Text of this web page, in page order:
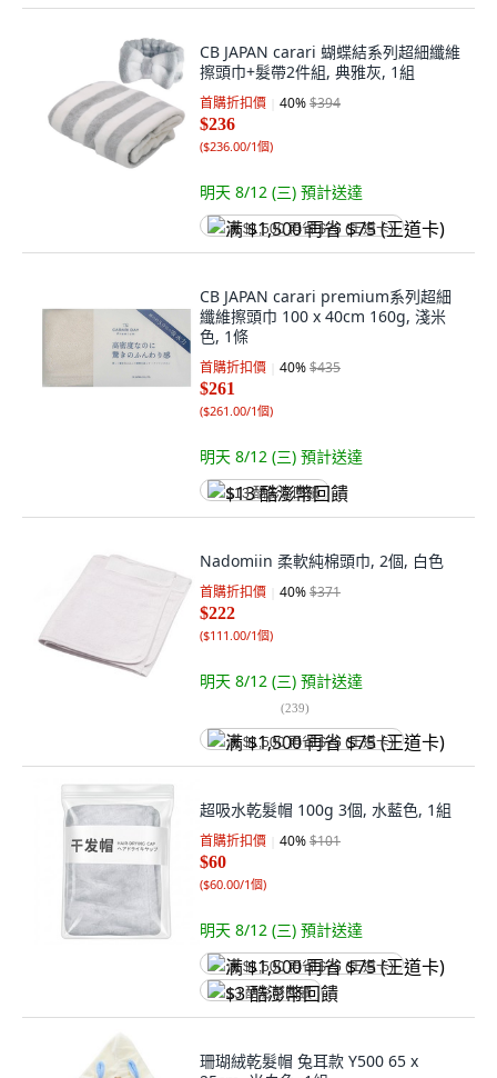
CB JAPAN carari 蝴蝶結系列超細纖維
擦頭巾+髮帶2件組, 典雅灰, 1組
首購折扣價 40%$394
$236
($236.00/1個)
明天 8/12 (三) 預計送達
满 $1,500 再省 $75 (王道卡)
CB JAPAN carari premium系列超細
纖維擦頭巾 100 x 40cm 160g, 淺米
色, 1條
首購折扣價 40%$435
$261
($261.00/1個)
明天 8/12 (三) 預計送達
$13 酷澎幣回饋
Nadomiin 柔軟純棉頭巾, 2個, 白色
首購折扣價 40%$371
$222
($111.00/1個)
明天 8/12 (三) 預計送達
(239)
满 $1,500 再省 $75 (王道卡)
超吸水乾髮帽 100g 3個, 水藍色, 1組
首購折扣價 40%$101
$60
($60.00/1個)
明天 8/12 (三) 預計送達
满 $1,500 再省 $75 (王道卡)
$3 酷澎幣回饋
珊瑚絨乾髮帽 兔耳款 Y500 65 x